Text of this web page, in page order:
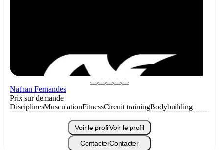
Nathan Fernandes
Prix sur demande
DisciplinesMusculationFitnessCircuit trainingBodybuilding
Voir le profilVoir le profil
ContacterContacter